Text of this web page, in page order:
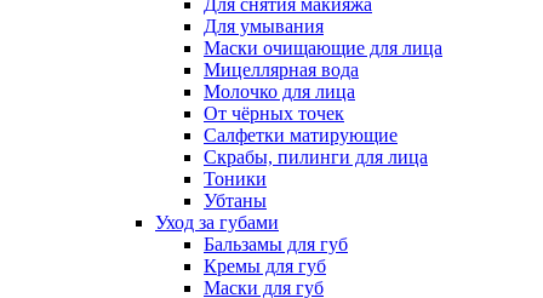
Для снятия макияжа
Для умывания
Маски очищающие для лица
Мицеллярная вода
Молочко для лица
От чёрных точек
Салфетки матирующие
Скрабы, пилинги для лица
Тоники
Убтаны
Уход за губами
Бальзамы для губ
Кремы для губ
Маски для губ